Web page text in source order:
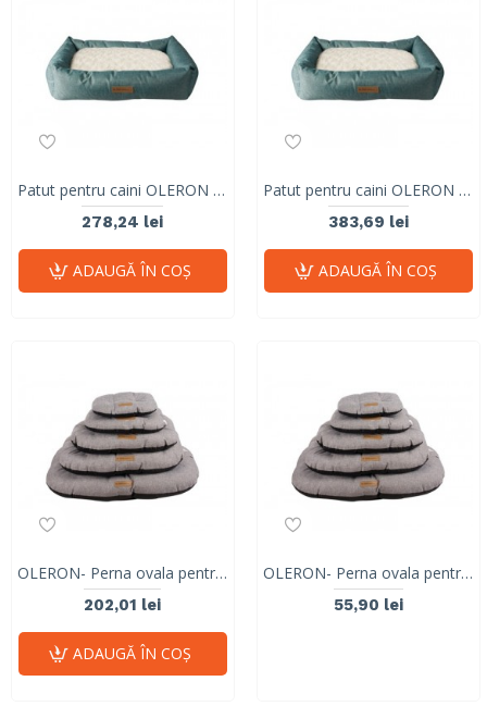
Patut pentru caini OLERON marime M albastru 10301399
278,24 lei
ADAUGĂ ÎN COŞ
Patut pentru caini OLERON marime L albastru 10301299
383,69 lei
ADAUGĂ ÎN COŞ
OLERON- Perna ovala pentru caini, gri- XXL 10302599
202,01 lei
ADAUGĂ ÎN COŞ
OLERON- Perna ovala pentru caini, gri- M 10302899
55,90 lei